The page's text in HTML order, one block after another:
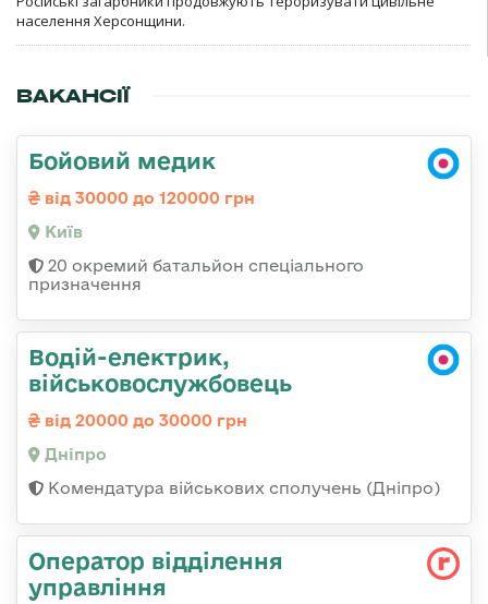
населення Херсонщини.
ВАКАНСІЇ
Бойовий медик
від 30000 до 120000 грн
Київ
20 окремий батальйон спеціального
призначення
Водій-електрик,
військовослужбовець
від 20000 до 30000 грн
Дніпро
Комендатура військових сполучень (Дніпро)
Оператор відділення
управління